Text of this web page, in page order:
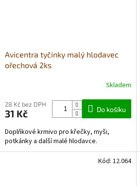
Avicentra tyčinky malý hlodavec
ořechová 2ks
Skladem
28 Kč bez DPH
31 Kč Do košíku
Doplňkové krmivo pro křečky, myši,
potkánky a další malé hlodavce.
Kód: 12.064